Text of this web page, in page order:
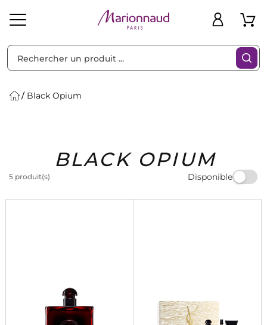
Solaire Homme Marques Idées
Cadeaux
Bons
Plans
Black Opium
BLACK OPIUM
5 produit(s) Disponible
Filtres